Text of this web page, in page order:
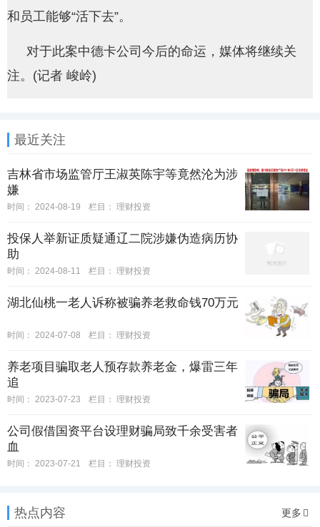
和员工能够“活下去”。
对于此案中德卡公司今后的命运，媒体将继续关
注。(记者 峻岭)
最近关注
吉林省市场监管厅王淑英陈宇等竟然沦为涉
嫌
时间： 2024-08-19 栏目： 理财投资
投保人举新证质疑通辽二院涉嫌伪造病历协
助
时间： 2024-08-11 栏目： 理财投资
湖北仙桃一老人诉称被骗养老救命钱70万元
时间： 2024-07-08 栏目： 理财投资
养老项目骗取老人预存款养老金，爆雷三年
追
时间： 2023-07-23 栏目： 理财投资
公司假借国资平台设理财骗局致千余受害者
血
时间： 2023-07-21 栏目： 理财投资
热点内容 更多